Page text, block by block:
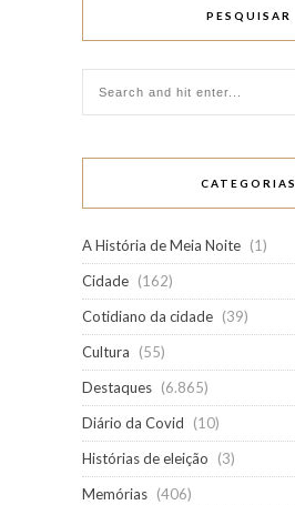
PESQUISAR
CATEGORIAS
A História de Meia Noite (1)
Cidade (162)
Cotidiano da cidade (39)
Cultura
(55)
Destaques (6.865)
Diário da Covid
(10)
Histórias de eleição
(3)
Memórias (406)